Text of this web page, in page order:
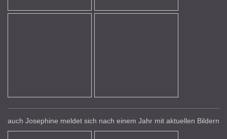
auch Josephine meldet sich nach einem Jahr mit aktuellen Bildern